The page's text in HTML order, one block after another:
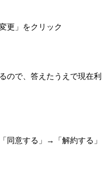
更」をクリック
ので、答えたうえで現在利
同意する」→「解約する」